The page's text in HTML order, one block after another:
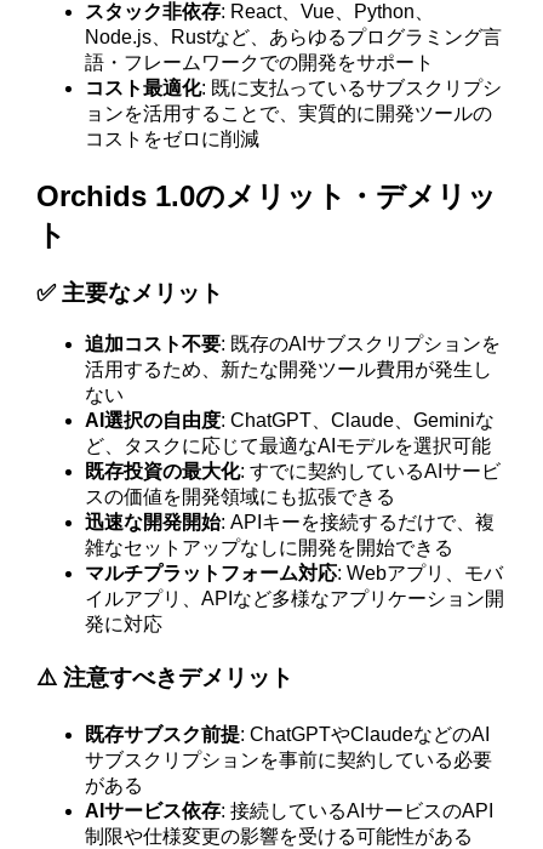
スタック非依存: React、Vue、Python、
Node.js、Rustなど、あらゆるプログラミング言
語・フレームワークでの開発をサポート
コスト最適化: 既に支払っているサブスクリプシ
ョンを活用することで、実質的に開発ツールの
コストをゼロに削減
Orchids 1.0のメリット・デメリッ
ト
✅ 主要なメリット
追加コスト不要: 既存のAIサブスクリプションを
活用するため、新たな開発ツール費用が発生し
ない
AI選択の自由度: ChatGPT、Claude、Geminiな
ど、タスクに応じて最適なAIモデルを選択可能
既存投資の最大化: すでに契約しているAIサービ
スの価値を開発領域にも拡張できる
迅速な開発開始: APIキーを接続するだけで、複
雑なセットアップなしに開発を開始できる
マルチプラットフォーム対応: Webアプリ、モバ
イルアプリ、APIなど多様なアプリケーション開
発に対応
⚠️ 注意すべきデメリット
既存サブスク前提: ChatGPTやClaudeなどのAI
サブスクリプションを事前に契約している必要
がある
AIサービス依存: 接続しているAIサービスのAPI
制限や仕様変更の影響を受ける可能性がある